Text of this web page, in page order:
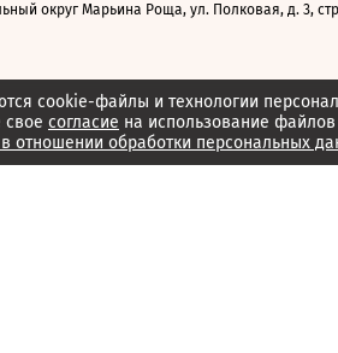
cookie-файлы и технологии
свое согласие на использование
отношении обработки персональных
округ Марьина Роща, ул. Полковая, д. 3,